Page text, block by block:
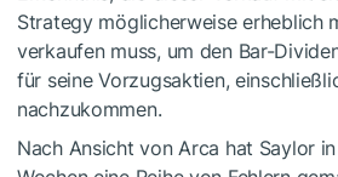
Strategy möglicherweise erheblich
verkaufen muss, um den Bar-
für seine Vorzugsaktien,
nachzukommen.
Nach Ansicht von Arca hat Saylor